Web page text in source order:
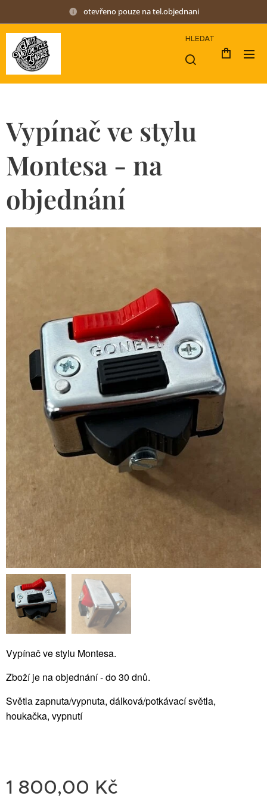
otevřeno pouze na tel.objednani
HLEDAT
Vypínač ve stylu
Montesa - na
objednání
Vypínač ve stylu Montesa.
Zboží je na objednání - do 30 dnů.
Světla zapnuta/vypnuta, dálková/potkávací světla,
houkačka, vypnutí
1 800,00 Kč